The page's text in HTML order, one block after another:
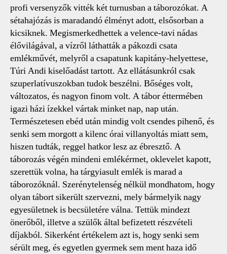
profi versenyzők vitték két turnusban a táborozókat. A
sétahajózás is maradandó élményt adott, elsősorban a
kicsiknek. Megismerkedhettek a velence-tavi nádas
élővilágával, a vízről láthatták a pákozdi csata
emlékművét, melyről a csapatunk kapitány-helyettese,
Túri Andi kiselőadást tartott. Az ellátásunkról csak
szuperlatívuszokban tudok beszélni. Bőséges volt,
változatos, és nagyon finom volt. A tábor éttermében
igazi házi ízekkel vártak minket nap, nap után.
Természetesen ebéd után mindig volt csendes pihenő, és
senki sem morgott a kilenc órai villanyoltás miatt sem,
hiszen tudták, reggel hatkor lesz az ébresztő. A
táborozás végén mindeni emlékérmet, oklevelet kapott,
szerettük volna, ha tárgyiasult emlék is marad a
táborozóknál. Szerénytelenség nélkül mondhatom, hogy
olyan tábort sikerült szervezni, mely bármelyik nagy
egyesületnek is becsületére válna. Tettük mindezt
önerőből, illetve a szülők által befizetett részvételi
díjakból. Sikerként értékelem azt is, hogy senki sem
sérült meg, és egyetlen gyermek sem ment haza idő